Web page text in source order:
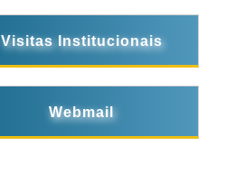
Visitas Institucionais
Webmail